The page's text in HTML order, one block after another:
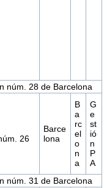
núm. 28 de Barcelona
26
Barce
lona
B
a
rc
el
o
n
a
G
e
st
ió
n
P
A
núm. 31 de Barcelona